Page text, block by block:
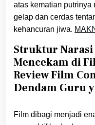
atas kematian putrinya
gelap dan cerdas
kehancuran jiwa.
Struktur
Mencekam di
Review Film
Dendam Guru
Film dibagi menjadi